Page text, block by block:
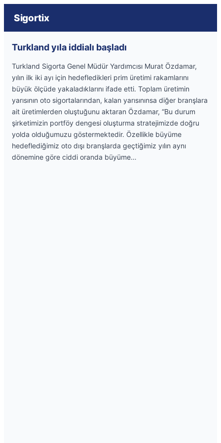
Sigortix
Turkland yıla iddialı başladı
Turkland Sigorta Genel Müdür Yardımcısı Murat Özdamar,
yılın ilk iki ayı için hedefledikleri prim üretimi rakamlarını
büyük ölçüde yakaladıklarını ifade etti. Toplam üretimin
yarısının oto sigortalarından, kalan yarısınınsa diğer branşlara
ait üretimlerden oluştuğunu aktaran Özdamar, “Bu durum
şirketimizin portföy dengesi oluşturma stratejimizde doğru
yolda olduğumuzu göstermektedir. Özellikle büyüme
hedeflediğimiz oto dışı branşlarda geçtiğimiz yılın aynı
dönemine göre ciddi oranda büyüme…